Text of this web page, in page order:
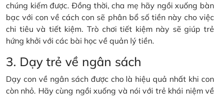
chúng kiếm được. Đồng thời, cha mẹ hãy ngồi xuống bàn
bạc với con về cách con sẽ phân bổ số tiền này cho việc
chi tiêu và tiết kiệm. Trò chơi tiết kiệm này sẽ giúp trẻ
hứng khởi với các bài học về quản lý tiền.
3. Dạy trẻ về ngân sách
Dạy con về ngân sách được cho là hiệu quả nhất khi con
còn nhỏ. Hãy cùng ngồi xuống và nói với trẻ khái niệm về